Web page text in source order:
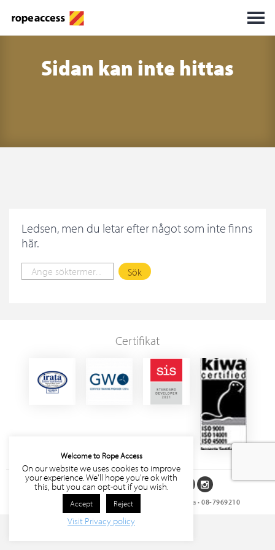
Sidan kan inte hittas
Ledsen, men du letar efter något som inte finns
här.
Certifikat
Följ oss på sociala medier
Rope Access Sverige AB • Storgatan 27, 171 63 Solna • 08-7969210
Welcome to Rope Access
On our website we uses cookies to improve
your experience. We'll hope you're ok with
this, but you can opt-out if you wish.
Accept Reject
Visit Privacy policy